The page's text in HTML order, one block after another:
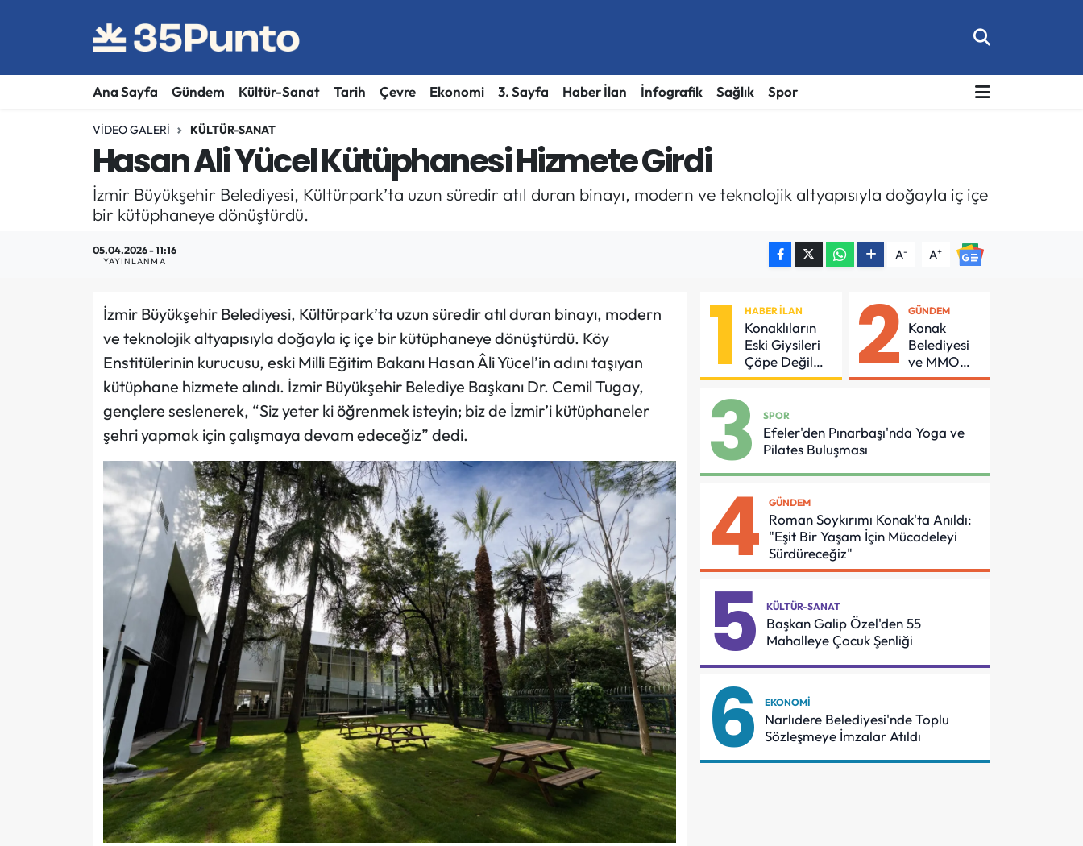
Ana Sayfa Gündem Kültür-Sanat Tarih Çevre Ekonomi 3. Sayfa Haber İlan İnfografik Sağlık Spor
VIDEO GALERI KÜLTÜR-SANAT
Hasan Ali Yücel Kütüphanesi Hizmete Girdi
İzmir Büyükşehir Belediyesi, Kültürpark’ta uzun süredir atıl duran binayı, modern ve teknolojik altyapısıyla doğayla iç içe
bir kütüphaneye dönüştürdü.
05.04.2026 - 11:16
YAYINLANMA A- A+
İzmir Büyükşehir Belediyesi, Kültürpark’ta uzun süredir atıl duran binayı, modern
ve teknolojik altyapısıyla doğayla iç içe bir kütüphaneye dönüştürdü. Köy
Enstitülerinin kurucusu, eski Milli Eğitim Bakanı Hasan Âli Yücel’in adını taşıyan
kütüphane hizmete alındı. İzmir Büyükşehir Belediye Başkanı Dr. Cemil Tugay,
gençlere seslenerek, “Siz yeter ki öğrenmek isteyin; biz de İzmir’i kütüphaneler
şehri yapmak için çalışmaya devam edeceğiz” dedi.
1 HABER İLAN
Konaklıların
Eski Giysileri
Çöpe Değil
Geri
Gidiyor
2 GÜNDEM
Konak
Belediyesi
ve MMO
Arasında
İçin Önemli
Protokol
3 SPOR
Efeler'den Pınarbaşı'nda Yoga ve
Pilates Buluşması
4 GÜNDEM
Roman Soykırımı Konak'ta Anıldı:
"Eşit Bir Yaşam İçin Mücadeleyi
Sürdüreceğiz"
5 KÜLTÜR-SANAT
Başkan Galip Özel'den 55
Mahalleye Çocuk Şenliği
6 EKONOMI
Narlıdere Belediyesi'nde Toplu
Sözleşmeye İmzalar Atıldı